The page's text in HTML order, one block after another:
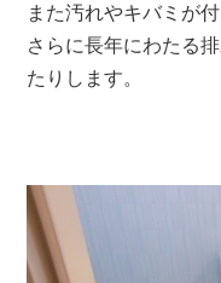
また汚れやキバミが
さらに長年にわたる
たりします。